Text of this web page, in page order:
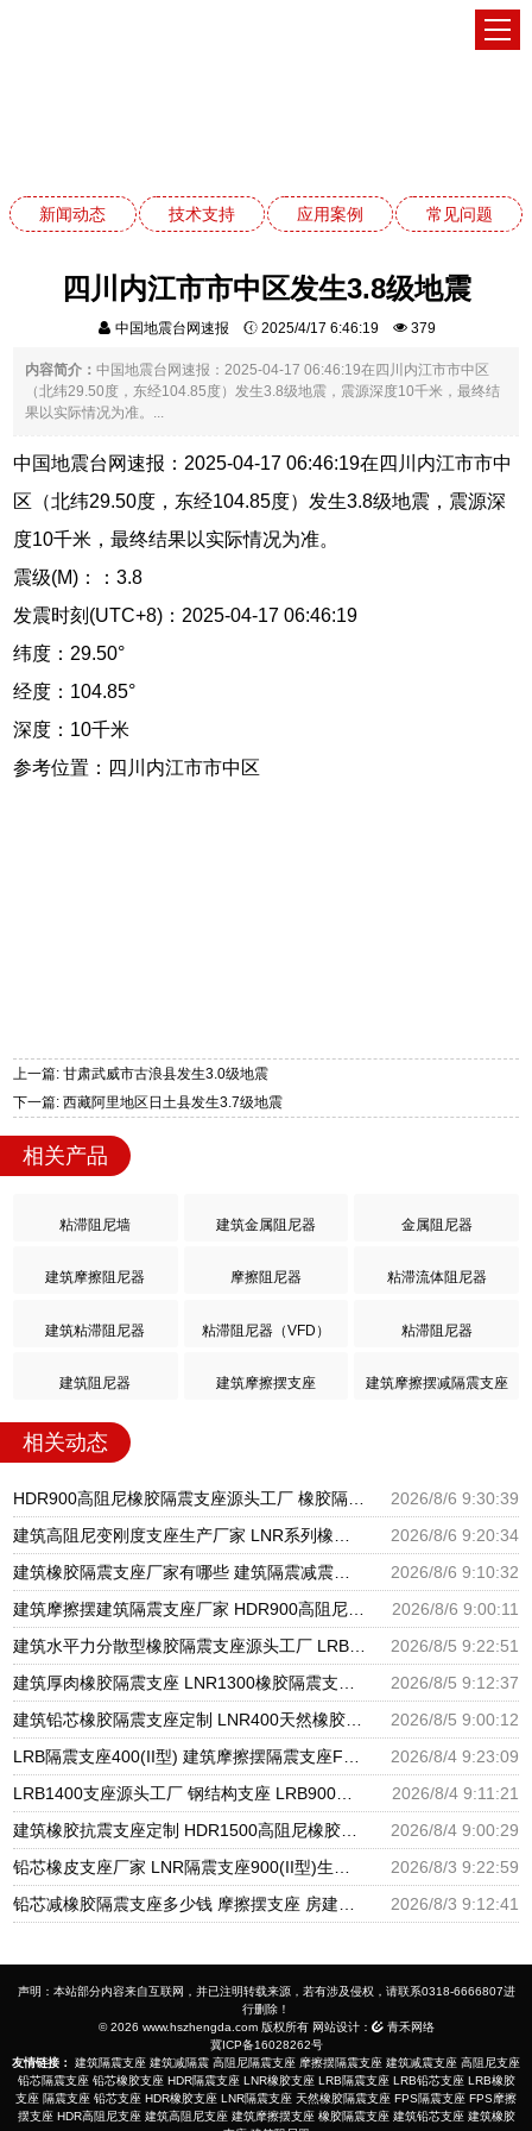
新闻动态 技术支持 应用案例 常见问题
四川内江市市中区发生3.8级地震
中国地震台网速报 2025/4/17 6:46:19 379
内容简介：中国地震台网速报：2025-04-17 06:46:19在四川内江市市中区
（北纬29.50度，东经104.85度）发生3.8级地震，震源深度10千米，最终结
果以实际情况为准。...
中国地震台网速报：2025-04-17 06:46:19在四川内江市市中
区（北纬29.50度，东经104.85度）发生3.8级地震，震源深
度10千米，最终结果以实际情况为准。
震级(M)：：3.8
发震时刻(UTC+8)：2025-04-17 06:46:19
纬度：29.50°
经度：104.85°
深度：10千米
参考位置：四川内江市市中区
上一篇: 甘肃武威市古浪县发生3.0级地震
下一篇: 西藏阿里地区日土县发生3.7级地震
相关产品
粘滞阻尼墙 建筑金属阻尼器 金属阻尼器
建筑摩擦阻尼器 摩擦阻尼器 粘滞流体阻尼器
建筑粘滞阻尼器 粘滞阻尼器（VFD） 粘滞阻尼器
建筑阻尼器 建筑摩擦摆支座 建筑摩擦摆减隔震支座
相关动态
HDR900高阻尼橡胶隔震支座源头工厂 橡胶隔震支座商家生产厂家 LRB支座厂家
2026/8/6 9:30:39
建筑高阻尼变刚度支座生产厂家 LNR系列橡胶隔震支座源头工厂 HDR900高阻尼隔震支座
2026/8/6 9:20:34
建筑橡胶隔震支座厂家有哪些 建筑隔震减震隔震支座源头工厂 LNR1300天然隔震支座生产厂家
2026/8/6 9:10:32
建筑摩擦摆建筑隔震支座厂家 HDR900高阻尼橡胶支座多少钱 橡胶隔震支座供应商源头工厂
2026/8/6 9:00:11
建筑水平力分散型橡胶隔震支座源头工厂 LRB隔震支座 隔震支座LRB1200厂家
2026/8/5 9:22:51
建筑厚肉橡胶隔震支座 LNR1300橡胶隔震支座 建筑分散力型橡胶隔震支座源头工厂
2026/8/5 9:12:37
建筑铅芯橡胶隔震支座定制 LNR400天然橡胶隔震支座厂家电话 LRB橡胶隔震支座1100厂家
2026/8/5 9:00:12
LRB隔震支座400(II型) 建筑摩擦摆隔震支座FPS3A厂家 600的隔震支座
2026/8/4 9:23:09
LRB1400支座源头工厂 钢结构支座 LRB900铅芯橡胶隔震支座源头工厂
2026/8/4 9:11:21
建筑橡胶抗震支座定制 HDR1500高阻尼橡胶隔震支座什么价格 HDR1000隔震支座源头工厂
2026/8/4 9:00:29
铅芯橡皮支座厂家 LNR隔震支座900(II型)生产厂家 HDR800支座源头工厂
2026/8/3 9:22:59
铅芯减橡胶隔震支座多少钱 摩擦摆支座 房建橡胶抗震支座源头工厂
2026/8/3 9:12:41
声明：本站部分内容来自互联网，并已注明转载来源，若有涉及侵权，请联系0318-6666807进
行删除！
© 2026 www.hszhengda.com 版权所有 网站设计：
青禾网络
冀ICP备16028262号
友情链接：
建筑隔震支座 建筑减隔震 高阻尼隔震支座 摩擦摆隔震支座 建筑减震支座 高阻尼支座
铅芯隔震支座 铅芯橡胶支座 HDR隔震支座 LNR橡胶支座 LRB隔震支座 LRB铅芯支座 LRB橡胶
支座 隔震支座 铅芯支座 HDR橡胶支座 LNR隔震支座 天然橡胶隔震支座 FPS隔震支座 FPS摩擦
摆支座 HDR高阻尼支座 建筑高阻尼支座 建筑摩擦摆支座 橡胶隔震支座 建筑铅芯支座 建筑橡胶